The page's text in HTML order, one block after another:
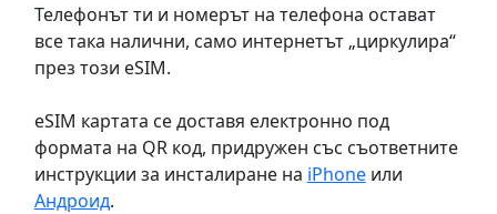
Телефонът ти и номерът на телефона остават
все така налични, само интернетът „циркулира“
през този eSIM.
eSIM картата се доставя електронно под
формата на QR код, придружен със съответните
инструкции за инсталиране на iPhoneили
Андроид.